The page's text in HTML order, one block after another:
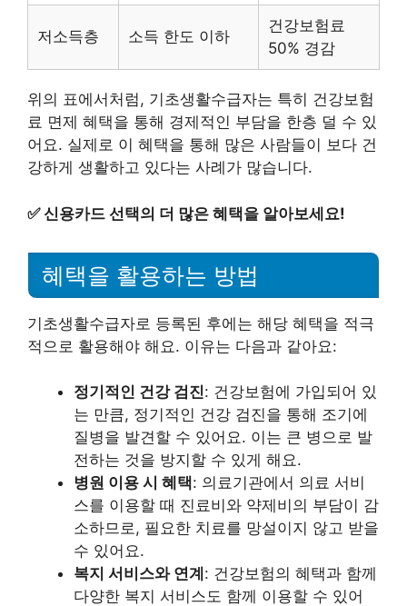
저소득층 소득 한도 이하
건강보험료
50% 경감
위의 표에서처럼, 기초생활수급자는 특히 건강보험
료 면제 혜택을 통해 경제적인 부담을 한층 덜 수 있
어요. 실제로 이 혜택을 통해 많은 사람들이 보다 건
강하게 생활하고 있다는 사례가 많습니다.
✅신용카드 선택의 더 많은 혜택을 알아보세요!
혜택을 활용하는 방법
기초생활수급자로 등록된 후에는 해당 혜택을 적극
적으로 활용해야 해요. 이유는 다음과 같아요:
정기적인 건강 검진: 건강보험에 가입되어 있
는 만큼, 정기적인 건강 검진을 통해 조기에
질병을 발견할 수 있어요. 이는 큰 병으로 발
전하는 것을 방지할 수 있게 해요.
병원 이용 시 혜택: 의료기관에서 의료 서비
스를 이용할 때 진료비와 약제비의 부담이 감
소하므로, 필요한 치료를 망설이지 않고 받을
수 있어요.
복지 서비스와 연계 : 건강보험의 혜택과 함께
다양한 복지 서비스도 함께 이용할 수 있어